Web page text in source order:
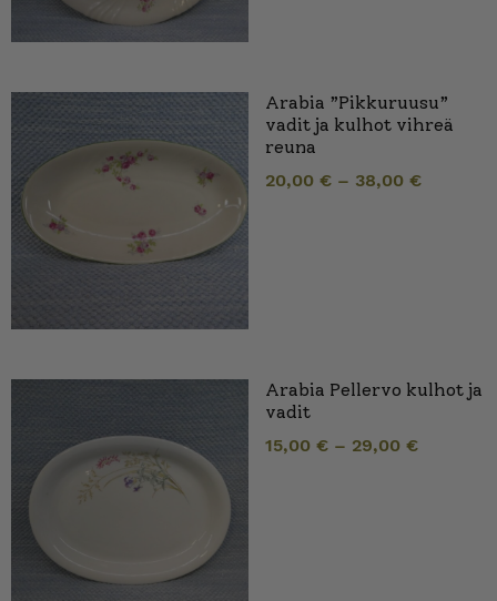
Arabia ”Pikkuruusu”
vadit ja kulhot vihreä
reuna
20,00 € – 38,00 €
Arabia Pellervo kulhot ja
vadit
15,00 € – 29,00 €